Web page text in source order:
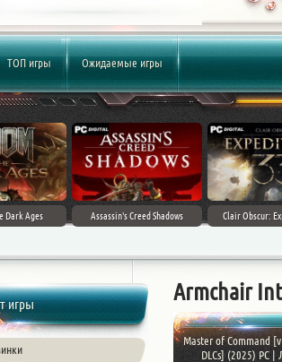
ТОП игры Ожидаемые игры
Dark Ages Assassin's Creed Shadows Clair Obscur:
игры Armchair
Master of Command
DLCs] (2025) PC |